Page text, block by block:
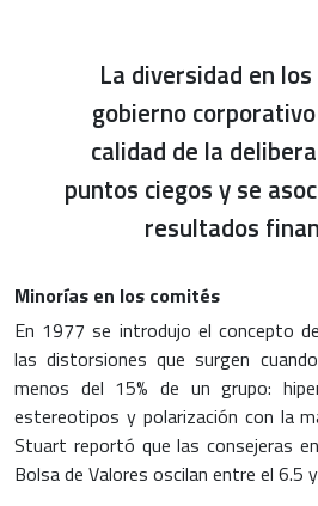
La diversidad en
gobierno
calidad de la
puntos ciegos y se
resultados
Minorías en los comités
En 1977 se introdujo el concepto de
las distorsiones que surgen
menos del 15% de un grupo:
estereotipos y polarización con la
Stuart reportó que las consejeras
Bolsa de Valores oscilan entre el 6.5